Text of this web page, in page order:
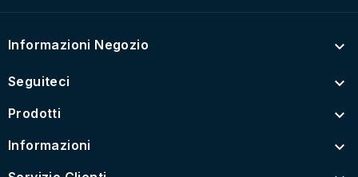
Informazioni Negozio 
Seguiteci 
Prodotti 
Informazioni 